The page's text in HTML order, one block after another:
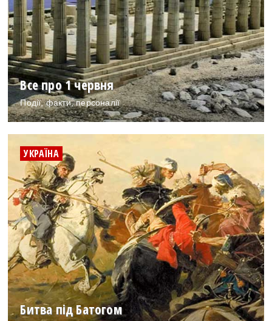
Все про 1 червня
Події, факти, персоналії
УКРАЇНА
Битва під Батогом